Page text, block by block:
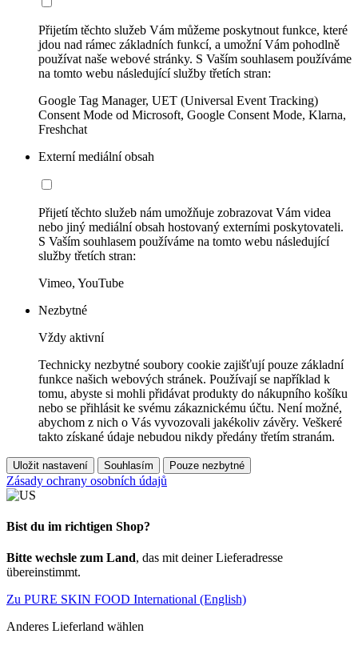
Přijetím těchto služeb Vám můžeme poskytnout funkce, které
jdou nad rámec základních funkcí, a umožní Vám pohodlně
používat naše webové stránky. S Vaším souhlasem používáme
na tomto webu následující služby třetích stran:
Google Tag Manager, UET (Universal Event Tracking)
Consent Mode od Microsoft, Google Consent Mode, Klarna,
Freshchat
Externí mediální obsah
Přijetí těchto služeb nám umožňuje zobrazovat Vám videa
nebo jiný mediální obsah hostovaný externími poskytovateli.
S Vaším souhlasem používáme na tomto webu následující
služby třetích stran:
Vimeo, YouTube
Nezbytné
Vždy aktivní
Technicky nezbytné soubory cookie zajišťují pouze základní
funkce našich webových stránek. Používají se například k
tomu, abyste si mohli přidávat produkty do nákupního košíku
nebo se přihlásit ke svému zákaznickému účtu. Není možné,
abychom z nich o Vás vyvozovali jakékoliv závěry. Veškeré
takto získané údaje nebudou nikdy předány třetím stranám.
Uložit nastavení Souhlasím Pouze nezbytné
Zásady ochrany osobních údajů
Bist du im richtigen Shop?
Bitte wechsle zum Land, das mit deiner Lieferadresse
übereinstimmt.
Zu PURE SKIN FOOD International (English)
Anderes Lieferland wählen